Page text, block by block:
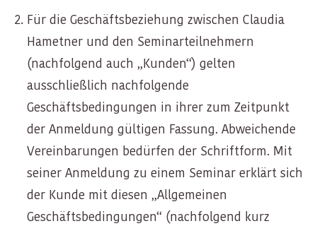
Für die Geschäftsbeziehung zwischen Claudia
Hametner und den Seminarteilnehmern
(nachfolgend auch „Kunden“) gelten
ausschließlich nachfolgende
Geschäftsbedingungen in ihrer zum Zeitpunkt
der Anmeldung gültigen Fassung. Abweichende
Vereinbarungen bedürfen der Schriftform. Mit
seiner Anmeldung zu einem Seminar erklärt sich
der Kunde mit diesen „Allgemeinen
Geschäftsbedingungen“ (nachfolgend kurz